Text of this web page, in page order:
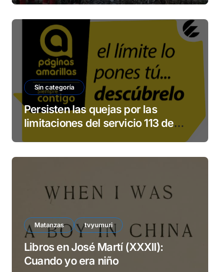
Sin categoría
Persisten las quejas por las
limitaciones del servicio 113 de
Matanzas tvyumuri
Libros en José Martí (XXXII):
Cuando yo era niño